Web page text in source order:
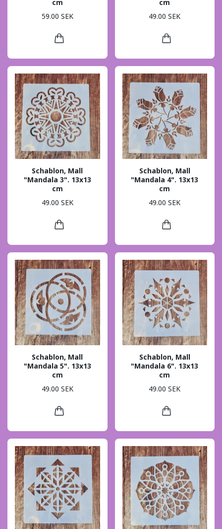
cm
59.00 SEK
cm
49.00 SEK
Schablon, Mall
"Mandala 3". 13x13
cm
49.00 SEK
Schablon, Mall
"Mandala 4". 13x13
cm
49.00 SEK
Schablon, Mall
"Mandala 5". 13x13
cm
49.00 SEK
Schablon, Mall
"Mandala 6". 13x13
cm
49.00 SEK